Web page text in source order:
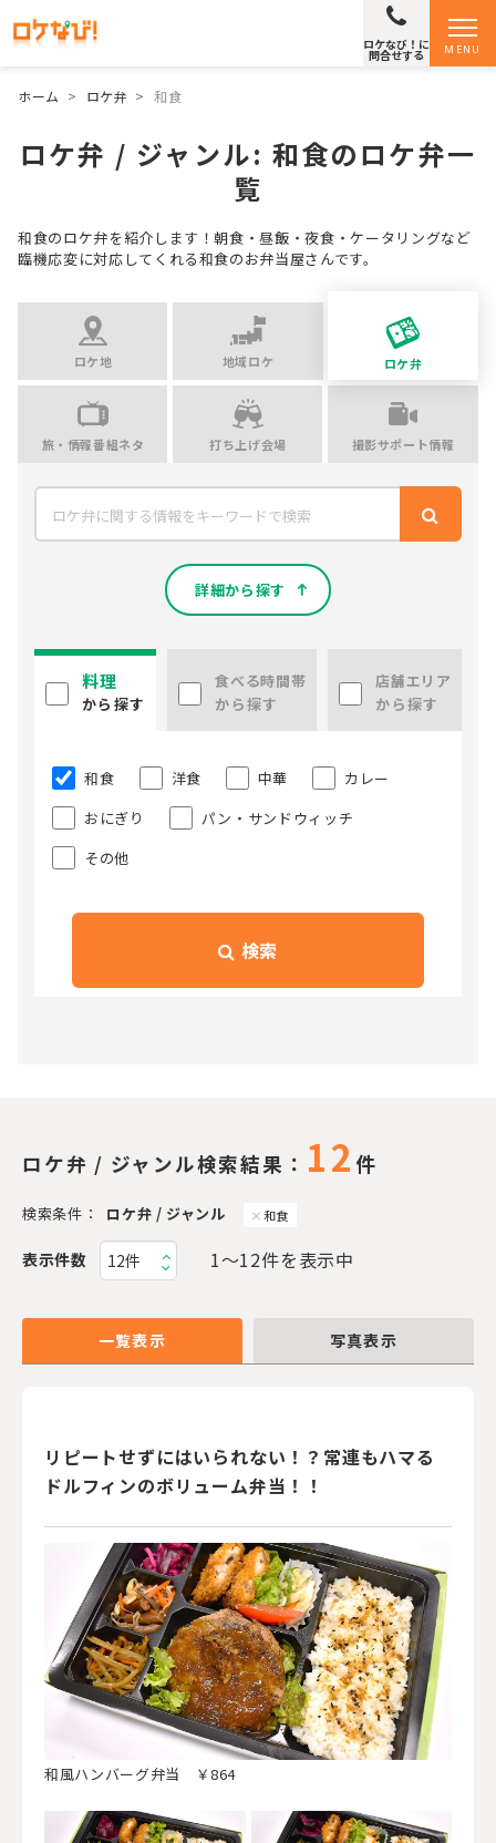
MENU
ロケなび！に
問合せする
ホーム > ロケ弁 > 和食
ロケ弁 / ジャンル: 和食のロケ弁一
覧
和食のロケ弁を紹介します！朝食・昼飯・夜食・ケータリングなど
臨機応変に対応してくれる和食のお弁当屋さんです。
ロケ地 地域ロケ ロケ弁
旅・情報番組ネタ 打ち上げ会場 撮影サポート情報
詳細から探す
料理
から探す
食べる時間帯
から探す
店舗エリア
から探す
和食 洋食 中華
カレー
おにぎり
パン・サンドウィッチ
その他
検索
ロケ弁 / ジャンル検索結果： 12 件
検索条件： ロケ弁 / ジャンル 和食
表示件数 1〜12件を表示中
一覧表示 写真表示
リピートせずにはいられない！？常連もハマる
ドルフィンのボリューム弁当！！
和風ハンバーグ弁当 ￥864